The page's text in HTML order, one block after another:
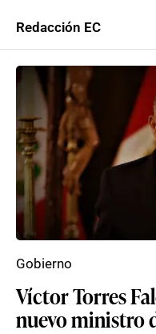
Redacción EC
Víctor Torres
nuevo ministro
Gobierno